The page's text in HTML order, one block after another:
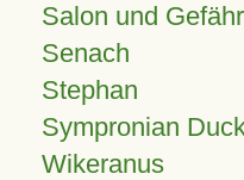
Salon und
Senach
Stephan
Sympronian
Wikeranus